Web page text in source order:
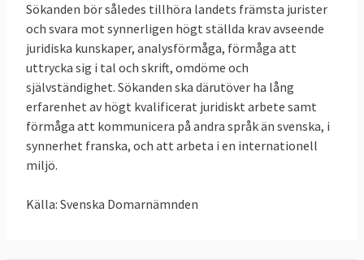
25 februari 2021Sverige förlorade delvis
Domstolen beslutar att på en punkt gå EU-
kommissionen till mötes i deras överklagan
mot dom 7 mars 2019 om farliga
blykromater i vissa produkter, en dom som
Sverige vann.
21 november 2019
skjuta upp verkställandet av dom 7 mars
Sökanden bör således tillhöra landets främsta jurister
och svara mot synnerligen högt ställda krav avseende
juridiska kunskaper, analysförmåga, förmåga att
uttrycka sig i tal och skrift, omdöme och
självständighet. Sökanden ska därutöver ha lång
erfarenhet av högt kvalificerat juridiskt arbete samt
förmåga att kommunicera på andra språk än svenska, i
synnerhet franska, och att arbeta i en internationell
miljö.
Källa: Svenska Domarnämnden